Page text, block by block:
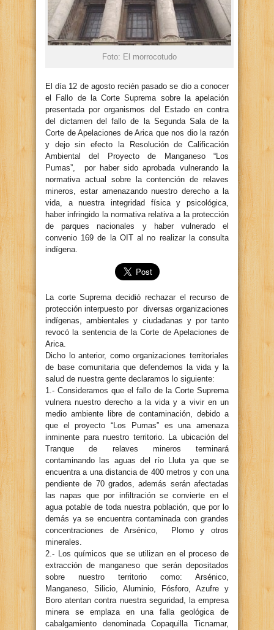
Foto: El morrocotudo
El día 12 de agosto recién pasado se dio a conocer
el Fallo de la Corte Suprema sobre la apelación
presentada por organismos del Estado en contra
del dictamen del fallo de la Segunda Sala de la
Corte de Apelaciones de Arica que nos dio la razón
y dejo sin efecto la Resolución de Calificación
Ambiental del Proyecto de Manganeso “Los
Pumas”, por haber sido aprobada vulnerando la
normativa actual sobre la contención de relaves
mineros, estar amenazando nuestro derecho a la
vida, a nuestra integridad física y psicológica,
haber infringido la normativa relativa a la protección
de parques nacionales y haber vulnerado el
convenio 169 de la OIT al no realizar la consulta
indígena.
La corte Suprema decidió rechazar el recurso de
protección interpuesto por diversas organizaciones
indígenas, ambientales y ciudadanas y por tanto
revocó la sentencia de la Corte de Apelaciones de
Arica.
Dicho lo anterior, como organizaciones territoriales
de base comunitaria que defendemos la vida y la
salud de nuestra gente declaramos lo siguiente:
1.- Consideramos que el fallo de la Corte Suprema
vulnera nuestro derecho a la vida y a vivir en un
medio ambiente libre de contaminación, debido a
que el proyecto “Los Pumas” es una amenaza
inminente para nuestro territorio. La ubicación del
Tranque de relaves mineros terminará
contaminando las aguas del río Lluta ya que se
encuentra a una distancia de 400 metros y con una
pendiente de 70 grados, además serán afectadas
las napas que por infiltración se convierte en el
agua potable de toda nuestra población, que por lo
demás ya se encuentra contaminada con grandes
concentraciones de Arsénico, Plomo y otros
minerales.
2.- Los químicos que se utilizan en el proceso de
extracción de manganeso que serán depositados
sobre nuestro territorio como: Arsénico,
Manganeso, Silicio, Aluminio, Fósforo, Azufre y
Boro atentan contra nuestra seguridad, la empresa
minera se emplaza en una falla geológica de
cabalgamiento denominada Copaquilla Ticnamar,